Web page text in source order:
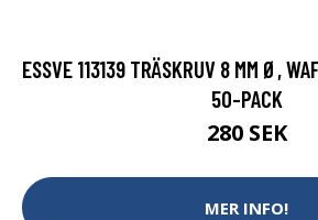
ESSVE 113139 TRÄSKRUV 8 MM Ø,
50-PACK
280 SEK
MER INFO!